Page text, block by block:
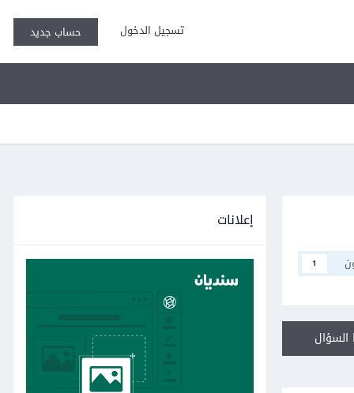
تسجيل الدخول حساب جديد
1
إعلانات